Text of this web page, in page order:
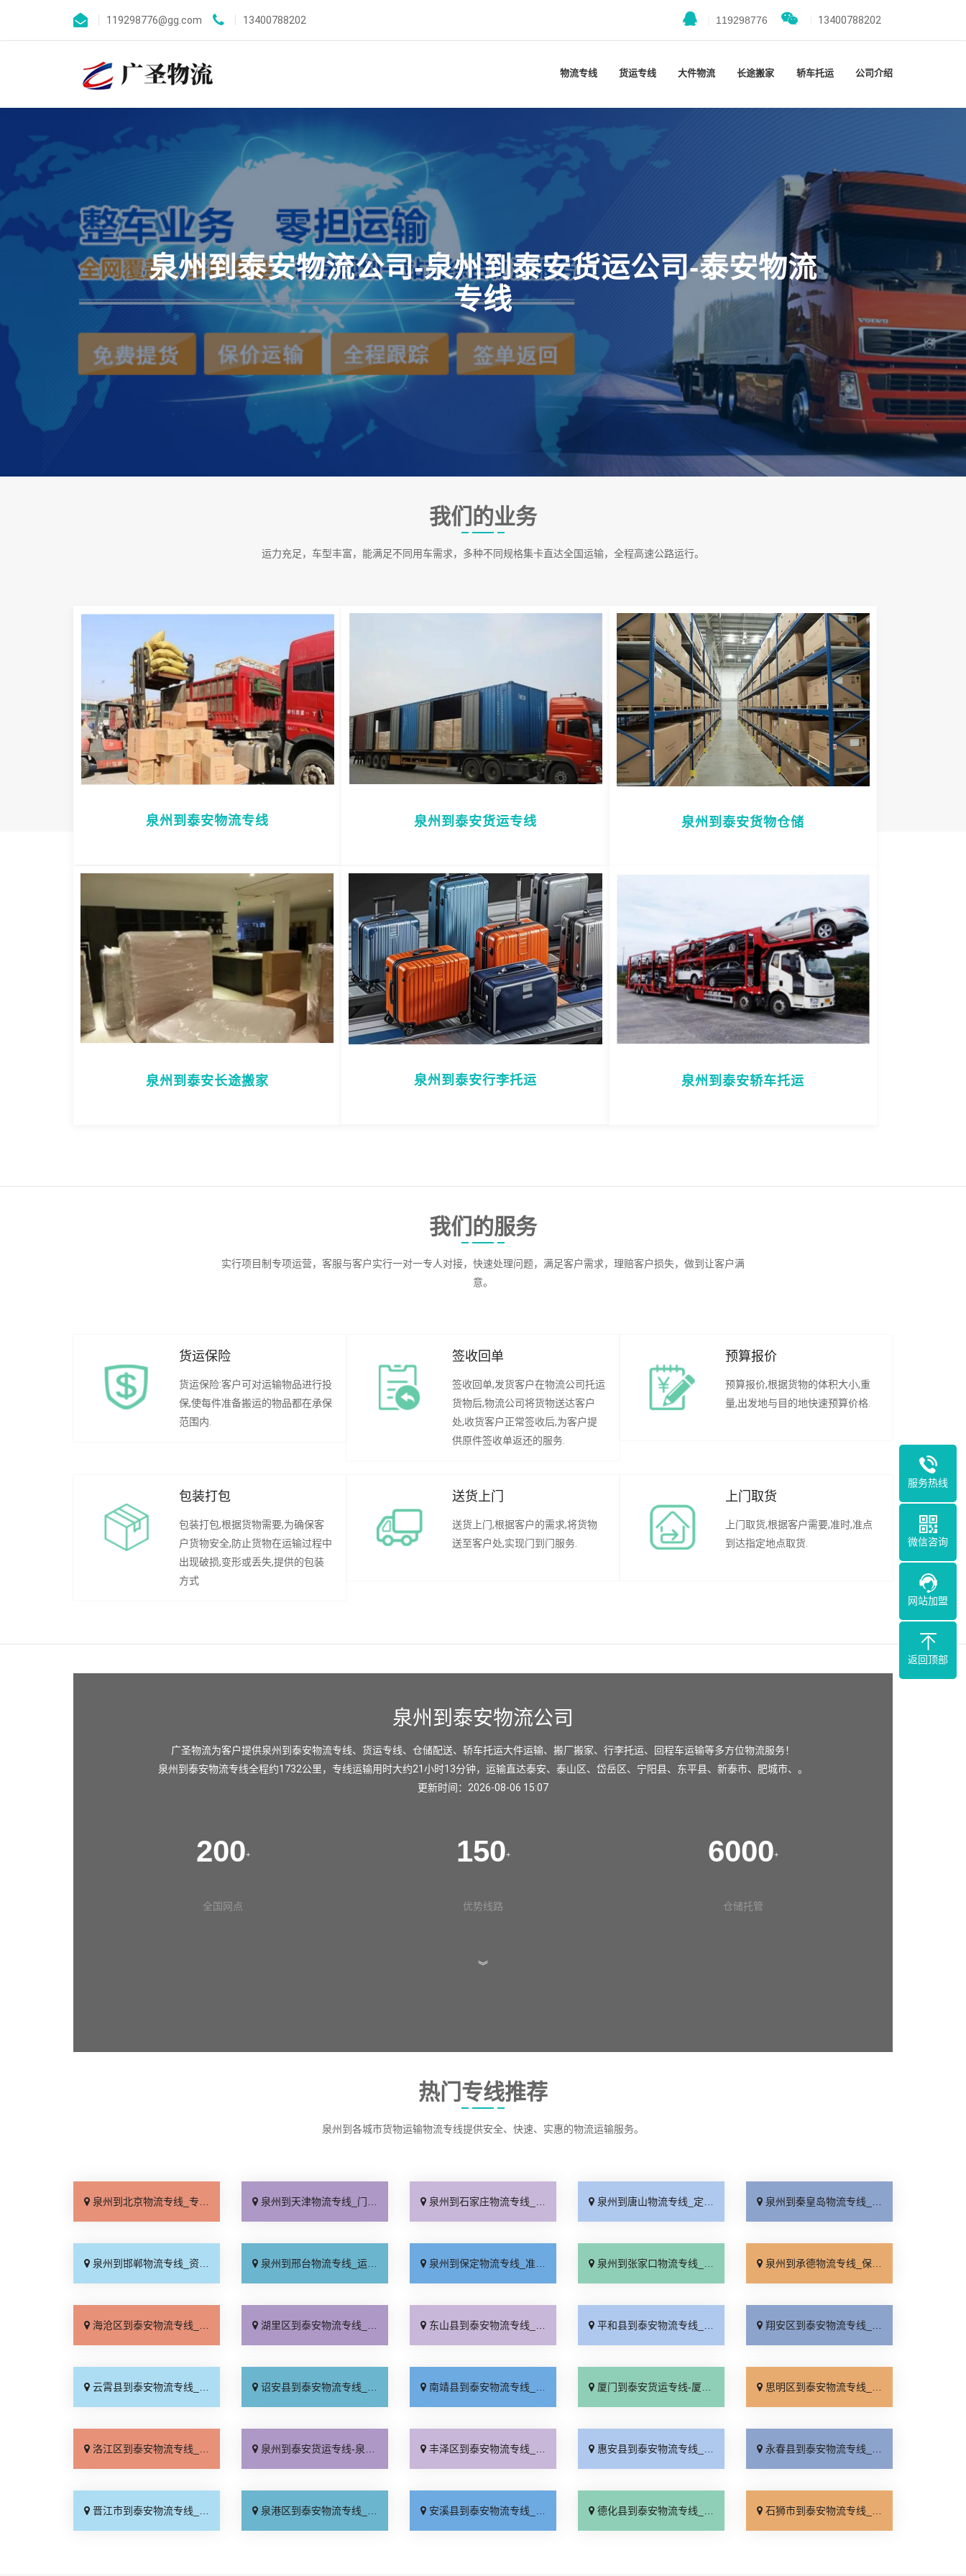
119298776@gg.com 13400788202 119298776 13400788202
物流专线 货运专线 大件物流 长途搬家 轿车托运 公司介绍
泉州到泰安物流公司-泉州到泰安货运公司-泰安物流
专线
我们的业务
运力充足，车型丰富，能满足不同用车需求，多种不同规格集卡直达全国运输，全程高速公路运行。
泉州到泰安物流专线 泉州到泰安货运专线 泉州到泰安货物仓储
泉州到泰安长途搬家 泉州到泰安行李托运 泉州到泰安轿车托运
我们的服务
实行项目制专项运营，客服与客户实行一对一专人对接，快速处理问题，满足客户需求，理赔客户损失，做到让客户满
意。
货运保险
货运保险:客户可对运输物品进行投
保,使每件准备搬运的物品都在承保
范围内.
签收回单
签收回单,发货客户在物流公司托运
货物后,物流公司将货物送达客户
处,收货客户正常签收后,为客户提
供原件签收单返还的服务.
预算报价
预算报价,根据货物的体积大小,重
量,出发地与目的地快速预算价格.
包装打包
包装打包,根据货物需要,为确保客
户货物安全,防止货物在运输过程中
出现破损,变形或丢失,提供的包装
方式
送货上门
送货上门,根据客户的需求,将货物
送至客户处,实现门到门服务.
上门取货
上门取货,根据客户需要,准时,准点
到达指定地点取货.
泉州到泰安物流公司
广圣物流为客户提供泉州到泰安物流专线、货运专线、仓储配送、轿车托运大件运输、搬厂搬家、行李托运、回程车运输等多方位物流服务！
泉州到泰安物流专线全程约1732公里，专线运输用时大约21小时13分钟，运输直达泰安、 泰山区、 岱岳区、 宁阳县、 东平县、 新泰市、 肥城市、。
更新时间：2026-08-06 15:07
200+
全国网点
150+
优势线路
6000+
仓储托管
︾
热门专线推荐
泉州到各城市货物运输物流专线提供安全、快速、实惠的物流运输服务。
泉州到北京物流专线_专线查询「省事省心」 泉州到天津物流专线_门到门配送「上门提货」 泉州到石家庄物流专线_专业可靠「全程定位」 泉州到唐山物流专线_定点发车「整车配货」 泉州到秦皇岛物流专线_损坏理赔「专线直达」
泉州到邯郸物流专线_资质齐全「专业调车」 泉州到邢台物流专线_运保时效「多少一方」 泉州到保定物流专线_准时准点「门到门接送」 泉州到张家口物流专线_多少公里「多久时间」 泉州到承德物流专线_保证时效「价格透明」
海沧区到泰安物流专线_运价实惠「价格实惠」 湖里区到泰安物流专线_一站式托运「天天发车」 东山县到泰安物流专线_收费介绍「多久时间」 平和县到泰安物流专线_需要几天「诚信为先」 翔安区到泰安物流专线_价格实惠「全境到达」
云霄县到泰安物流专线_多少公里「多少一方」 诏安县到泰安物流专线_全境配送「损坏理赔」 南靖县到泰安物流专线_直发全境「合理收费」 厦门到泰安货运专线-厦门到泰安物流公司_资质齐全「急你所需」 思明区到泰安物流专线_直发全境「运保时效」
洛江区到泰安物流专线_保证时效「计费标准」 泉州到泰安货运专线-泉州到泰安物流公司_专业调车「天天发车」 丰泽区到泰安物流专线_全程无虑「市县闪送」 惠安县到泰安物流专线_送货到门「门到门配送」 永春县到泰安物流专线_整车配货「门到门配送」
晋江市到泰安物流专线_送货上门「专线快运」 泉港区到泰安物流专线_直发全境「直达特快专线」 安溪县到泰安物流专线_几天到达「运价行情」 德化县到泰安物流专线_零担配货「运费多少」 石狮市到泰安物流专线_全境派送「怎么收费」
服务热线
微信咨询
网站加盟
返回顶部